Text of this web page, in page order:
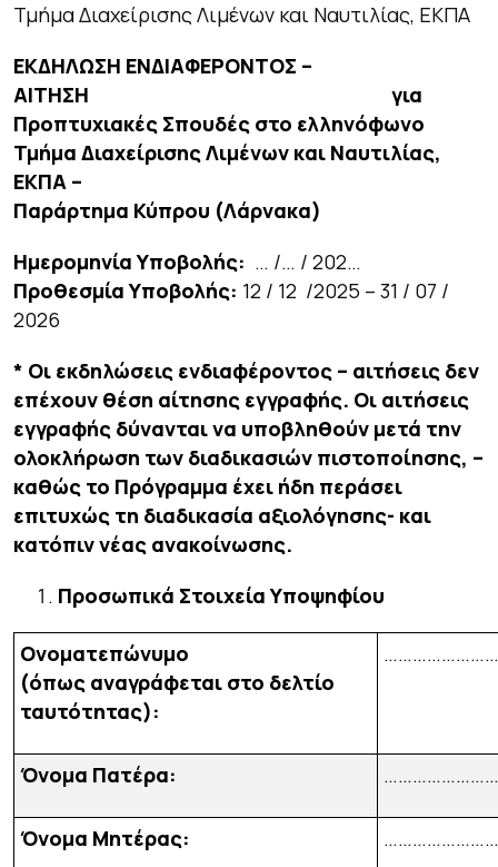
Τμήμα Διαχείρισης Λιμένων και Ναυτιλίας, ΕΚΠΑ
ΕΚΔΗΛΩΣΗ ΕΝΔΙΑΦΕΡΟΝΤΟΣ –
ΑΙΤΗΣΗ για
Προπτυχιακές Σπουδές στο ελληνόφωνο
Τμήμα Διαχείρισης Λιμένων και Ναυτιλίας,
ΕΚΠΑ –
Παράρτημα Κύπρου (Λάρνακα)
Ημερομηνία Υποβολής: … /… / 202…
Προθεσμία Υποβολής: 12 / 12 /2025 – 31 / 07 /
2026
* Οι εκδηλώσεις ενδιαφέροντος – αιτήσεις δεν
επέχουν θέση αίτησης εγγραφής. Οι αιτήσεις
εγγραφής δύνανται να υποβληθούν μετά την
ολοκλήρωση των διαδικασιών πιστοποίησης, –
καθώς το Πρόγραμμα έχει ήδη περάσει
επιτυχώς τη διαδικασία αξιολόγησης- και
κατόπιν νέας ανακοίνωσης.
Προσωπικά Στοιχεία Υποψηφίου
Ονοματεπώνυμο
(όπως αναγράφεται στο δελτίο
ταυτότητας):
Όνομα Πατέρα:
Όνομα Μητέρας: